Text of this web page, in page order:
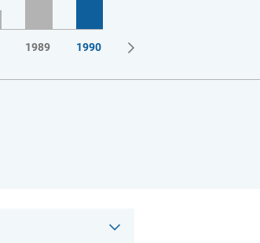
1989 1990